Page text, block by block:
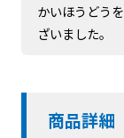
かいほうどう
ざいました。
商品詳細